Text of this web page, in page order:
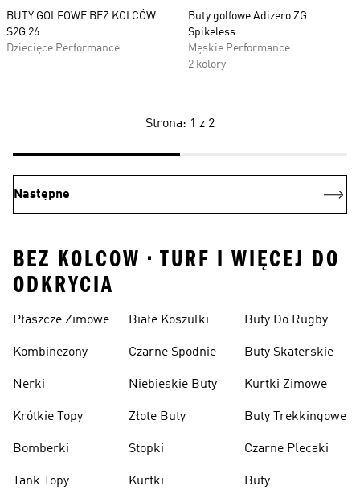
BUTY GOLFOWE BEZ KOLCÓW
S2G 26
Dziecięce Performance
Buty golfowe Adizero ZG
Spikeless
Męskie Performance
2 kolory
Strona: 1 z 2
Następne
BEZ KOLCOW • TURF I WIĘCEJ DO
ODKRYCIA
Płaszcze Zimowe
Kombinezony
Nerki
Krótkie Topy
Bomberki
Tank Topy
Białe Koszulki
Czarne Spodnie
Niebieskie Buty
Złote Buty
Stopki
Kurtki
Buty Do Rugby
Buty Skaterskie
Kurtki Zimowe
Buty Trekkingowe
Czarne Plecaki
Buty